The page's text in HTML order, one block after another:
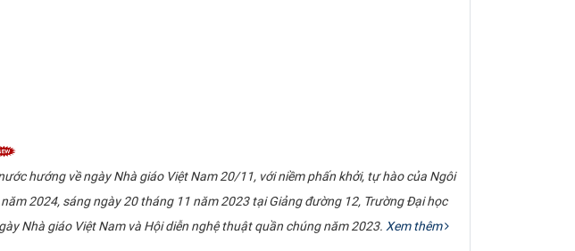
hướng về ngày Nhà giáo Việt Nam 20/11, với niềm phấn khởi, tự hào của Ngôi
2024, sáng ngày 20 tháng 11 năm 2023 tại Giảng đường 12, Trường Đại học
Nhà giáo Việt Nam và Hội diễn nghệ thuật quần chúng năm 2023. Xem thêm